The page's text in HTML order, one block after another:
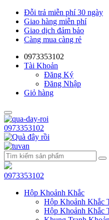
Đỗi trả miễn phí 30 ngày
Giao hàng miễn phí
Giao dịch đảm bảo
Càng mua càng rẻ
0973353102
Tài Khoản
Đăng Ký
Đăng Nhập
Giỏ hàng
0973353102
0973353102
Hộp Khoảnh Khắc
Hộp Khoảnh Khắc
Hộp Khoảnh Khắc